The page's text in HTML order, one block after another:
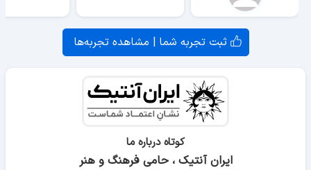
«هورن بوستل-زاکس»به پنج گروه تقسیم بندی می شوند :
ثبت تجربه شما | مشاهده تجربه‌ها
کوتاه درباره ما
ایران آنتیک ، حامی فرهنگ و هنر